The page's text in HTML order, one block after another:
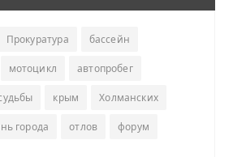
Прокуратура бассейн
мотоцикл автопробег
крым Холманских
города отлов форум